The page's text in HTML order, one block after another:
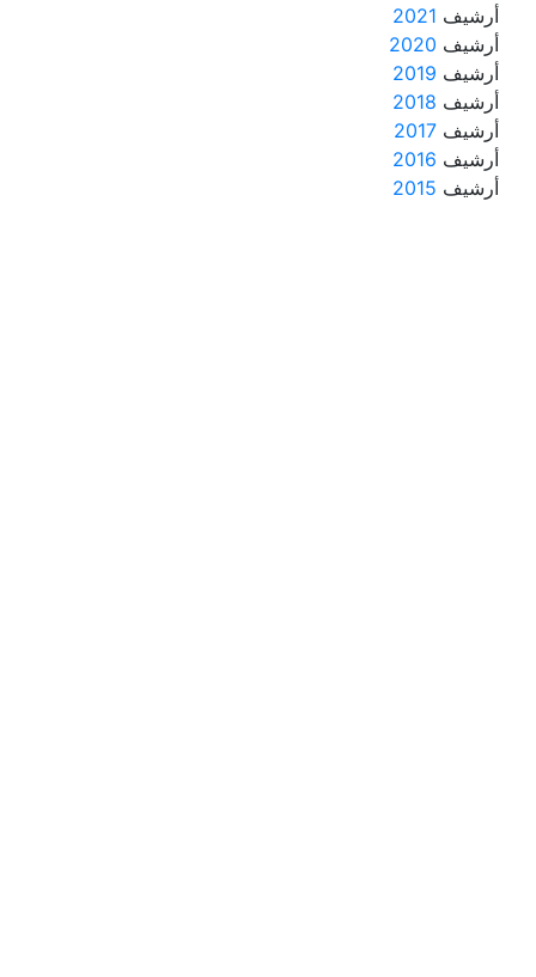
أرشيف 2021
أرشيف 2020
أرشيف 2019
أرشيف 2018
أرشيف 2017
أرشيف 2016
أرشيف 2015